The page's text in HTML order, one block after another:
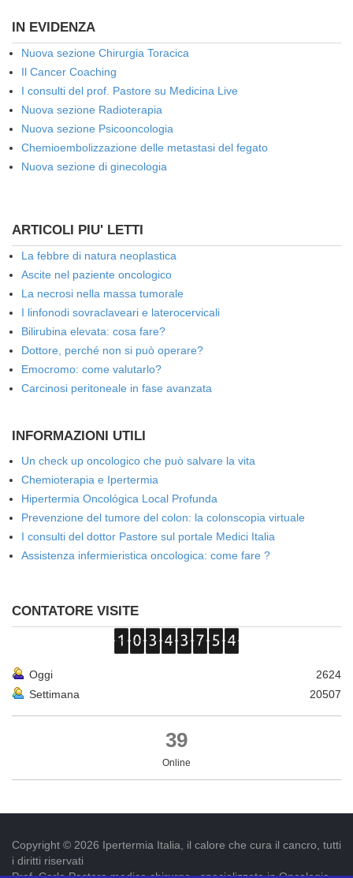
IN EVIDENZA
Nuova sezione Chirurgia Toracica
Il Cancer Coaching
I consulti del prof. Pastore su Medicina Live
Nuova sezione Radioterapia
Nuova sezione Psicooncologia
Chemioembolizzazione delle metastasi del fegato
Nuova sezione di ginecologia
ARTICOLI PIU' LETTI
La febbre di natura neoplastica
Ascite nel paziente oncologico
La necrosi nella massa tumorale
I linfonodi sovraclaveari e laterocervicali
Bilirubina elevata: cosa fare?
Dottore, perché non si può operare?
Emocromo: come valutarlo?
Carcinosi peritoneale in fase avanzata
INFORMAZIONI UTILI
Un check up oncologico che può salvare la vita
Chemioterapia e Ipertermia
Hipertermia Oncológica Local Profunda
Prevenzione del tumore del colon: la colonscopia virtuale
I consulti del dottor Pastore sul portale Medici Italia
Assistenza infermieristica oncologica: come fare ?
CONTATORE VISITE
Oggi
2624
Settimana
20507
39
Online
Copyright © 2026 Ipertermia Italia, il calore che cura il cancro, tutti
i diritti riservati